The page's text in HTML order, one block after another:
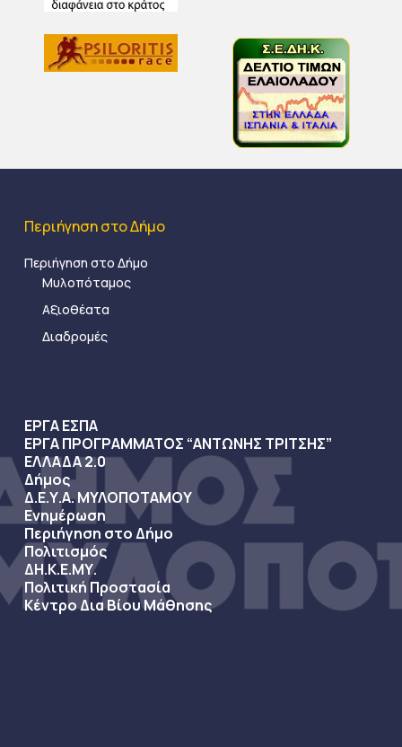
Περιήγηση στο Δήμο
Περιήγηση στο Δήμο
Μυλοπόταμος
Αξιοθέατα
Διαδρομές
ΕΡΓΑ ΕΣΠΑ
ΕΡΓΑ ΠΡΟΓΡΑΜΜΑΤΟΣ “ΑΝΤΩΝΗΣ ΤΡΙΤΣΗΣ”
ΕΛΛΑΔΑ 2.0
Δήμος
Δ.Ε.Υ.Α. ΜΥΛΟΠΟΤΑΜΟΥ
Ενημέρωση
Περιήγηση στο Δήμο
Πολιτισμός
ΔΗ.Κ.Ε.ΜΥ.
Πολιτική Προστασία
Κέντρο Δια Βίου Μάθησης